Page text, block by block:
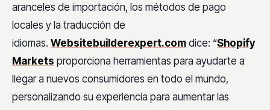
aranceles de importación, los métodos de pago
locales y la traducción de
idiomas. Websitebuilderexpert.com dice: “Shopify
Markets proporciona herramientas para ayudarte a
llegar a nuevos consumidores en todo el mundo,
personalizando su experiencia para aumentar las